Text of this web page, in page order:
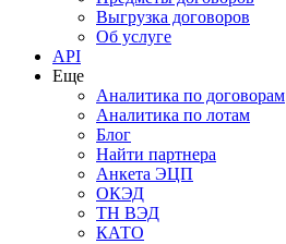
Выгрузка договоров
Об услуге
API
Еще
Аналитика по договорам
Аналитика по лотам
Блог
Найти партнера
Анкета ЭЦП
ОКЭД
ТН ВЭД
КАТО